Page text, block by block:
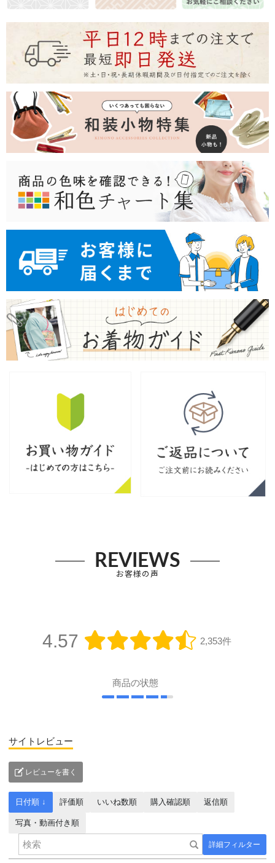
REVIEWS
お客様の声
4.57 2,353件
商品の状態
サイトレビュー
レビューを書く
詳細フィルター
日付順 ↓ 評価順 いいね数順 購入確認順 返信順
写真・動画付き順